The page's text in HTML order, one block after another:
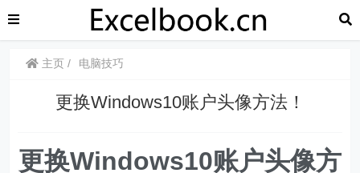
主页 电脑技巧
​​更换Windows10账户头像方法！
更换Windows10账户头像方